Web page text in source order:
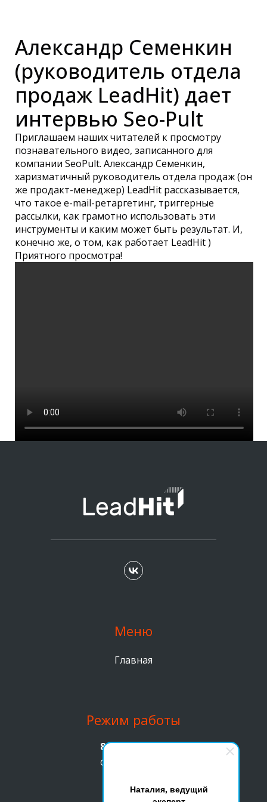
Наталия, ведущий
Александр Семенкин
(руководитель отдела
продаж LeadHit) дает
интервью Seo-Pult
Приглашаем наших читателей к просмотру
познавательного видео, записанного для
компании SeoPult. Александр Семенкин,
харизматичный руководитель отдела продаж (он
же продакт-менеджер) LeadHit рассказывается,
что такое e-mail-ретаргетинг, триггерные
рассылки, как грамотно использовать эти
инструменты и каким может быть результат. И,
конечно же, о том, как работает LeadHit )
Приятного просмотра!
Меню
Главная
Режим работы
8 (499) 391 90 47
С 9 утра до 19 вечера